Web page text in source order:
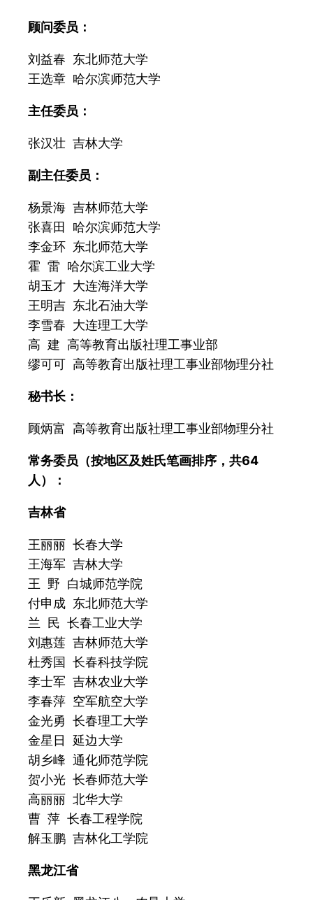
顾问委员：
刘益春 东北师范大学
王选章 哈尔滨师范大学
主任委员：
张汉壮 吉林大学
副主任委员：
杨景海 吉林师范大学
张喜田 哈尔滨师范大学
李金环 东北师范大学
霍 雷 哈尔滨工业大学
胡玉才 大连海洋大学
王明吉 东北石油大学
李雪春 大连理工大学
高 建 高等教育出版社理工事业部
缪可可 高等教育出版社理工事业部物理分社
秘书长：
顾炳富 高等教育出版社理工事业部物理分社
常务委员（按地区及姓氏笔画排序，共64
人）：
吉林省
王丽丽 长春大学
王海军 吉林大学
王 野 白城师范学院
付申成 东北师范大学
兰 民 长春工业大学
刘惠莲 吉林师范大学
杜秀国 长春科技学院
李士军 吉林农业大学
李春萍 空军航空大学
金光勇 长春理工大学
金星日 延边大学
胡乡峰 通化师范学院
贺小光 长春师范大学
高丽丽 北华大学
曹 萍 长春工程学院
解玉鹏 吉林化工学院
黑龙江省